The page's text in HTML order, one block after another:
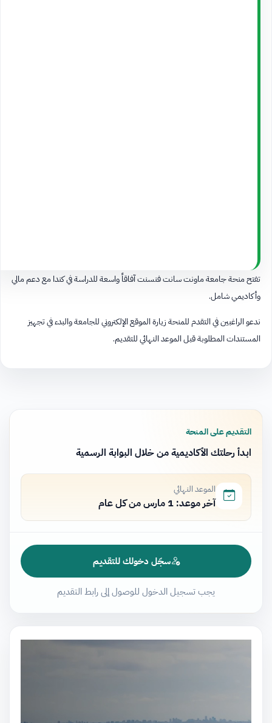
تفتح منحة جامعة ماونت سانت فنسنت آفاقاً واسعة للدراسة في كندا مع دعم مالي
وأكاديمي شامل.
ندعو الراغبين في التقدم للمنحة زيارة الموقع الإلكتروني للجامعة والبدء في تجهيز
المستندات المطلوبة قبل الموعد النهائي للتقديم.​​​​​​​​​​​​​​​​
التقديم على المنحة
ابدأ رحلتك الأكاديمية من خلال البوابة الرسمية
الموعد النهائي
آخر موعد: 1 مارس من كل عام
سجّل دخولك للتقديم
يجب تسجيل الدخول للوصول إلى رابط التقديم